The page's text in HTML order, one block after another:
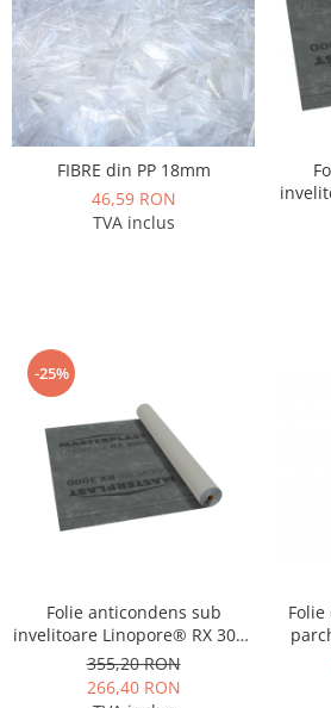
FIBRE din PP 18mm
46,59 RON
TVA inclus
-25%
Folie anticondens sub
invelitoare Linopore® RX 3000
( 75m2 )
355,20 RON
266,40 RON